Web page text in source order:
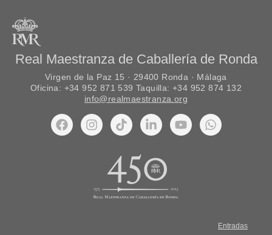
Real Maestranza de Caballería de Ronda
Virgen de la Paz 15 · 29400 Ronda · Málaga
Oficina: +34 952 871 539 Taquilla: +34 952 874 132
info@realmaestranza.org
Entradas